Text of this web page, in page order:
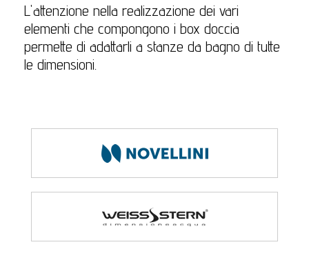
L'attenzione nella realizzazione dei vari
elementi che compongono i box doccia
permette di adattarli a stanze da bagno di tutte
le dimensioni.